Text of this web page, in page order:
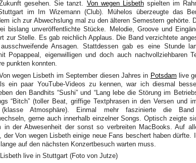
wegen
Lisbeth
live
in
Stuttgart
gesehen. Sie tanzt. Von wegen Lisbethspielten im
im Im Wizemann (Club). Mühelos überzeugte das
ich zur Abwechslung mal zu den älteren Semestern gehörte.
bislang unveröffentlichte Stücke. Melodie, Groove und
zur Stelle. Es gab reichlich Applaus. Die Band verzichtete
Ansagen. Stattdessen gab es eine Stunde
Popappeal, eigenwilligen und doch auch nachvollziehbaren
punkten konnten.
wegen Lisbeth im September diesen Jahres in Potsdam live
ein paar YouTube-Videos zu kennen, war ich diesmal
den Bandhits “Sushi” und “Lang lebe die Störung im
“Bitch” (toller Beat, griffige Textphrasen in den Versen und
Atmosphäre). Einmal mehr faszinierte die
gerne auch innerhalb einzelner Songs. Optisch zeigte
in der Abwesenheit der sonst so verbreiten MacBooks. Auf
der Von wegen Lisbeth einige neue Fans beschert haben dürfte.
auf den nächsten Konzertbesuch warten muss.